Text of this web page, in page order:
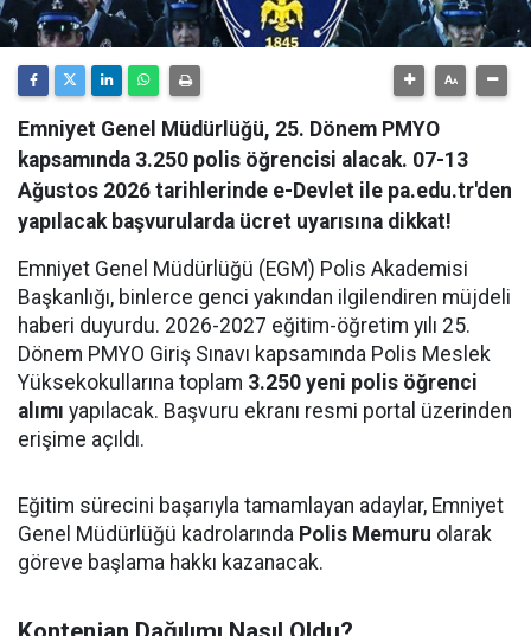
Emniyet Genel Müdürlüğü, 25. Dönem PMYO
kapsamında 3.250 polis öğrencisi alacak. 07-13
Ağustos 2026 tarihlerinde e-Devlet ile pa.edu.tr'den
yapılacak başvurularda ücret uyarısına dikkat!
Emniyet Genel Müdürlüğü (EGM) Polis Akademisi
Başkanlığı, binlerce genci yakından ilgilendiren müjdeli
haberi duyurdu. 2026-2027 eğitim-öğretim yılı 25.
Dönem PMYO Giriş Sınavı kapsamında Polis Meslek
Yüksekokullarına toplam 3.250 yeni polis öğrenci
alımı yapılacak. Başvuru ekranı resmi portal üzerinden
erişime açıldı.
Eğitim sürecini başarıyla tamamlayan adaylar, Emniyet
Genel Müdürlüğü kadrolarında Polis Memuru olarak
göreve başlama hakkı kazanacak.